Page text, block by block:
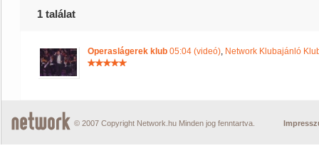
1 találat
Operaslágerek klub 05:04 (videó), Network Klubajánló
© 2007 Copyright Network.hu Minden jog fenntartva.